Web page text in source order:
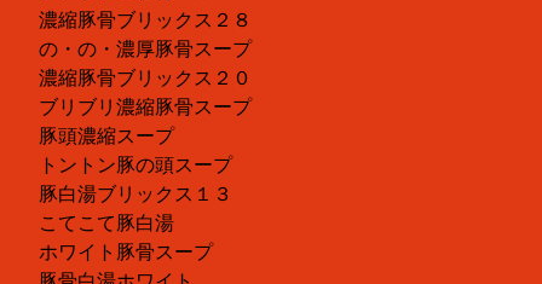
濃縮豚骨ブリックス２８
の・の・濃厚豚骨スープ
濃縮豚骨ブリックス２０
ブリブリ濃縮豚骨スープ
豚頭濃縮スープ
トントン豚の頭スープ
豚白湯ブリックス１３
こてこて豚白湯
ホワイト豚骨スープ